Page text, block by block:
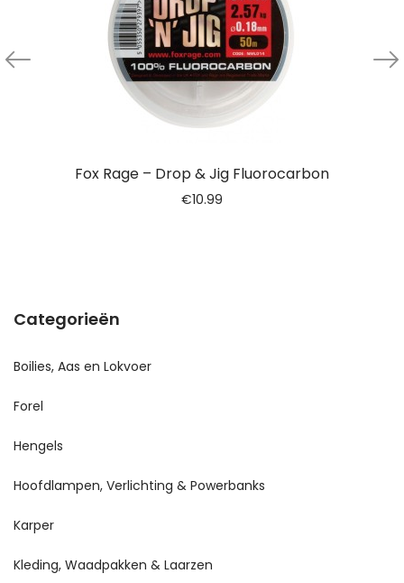
Fox Rage – Drop & Jig Fluorocarbon
€10.99
Categorieën
Boilies, Aas en Lokvoer
Forel
Hengels
Hoofdlampen, Verlichting & Powerbanks
Karper
Kleding, Waadpakken & Laarzen